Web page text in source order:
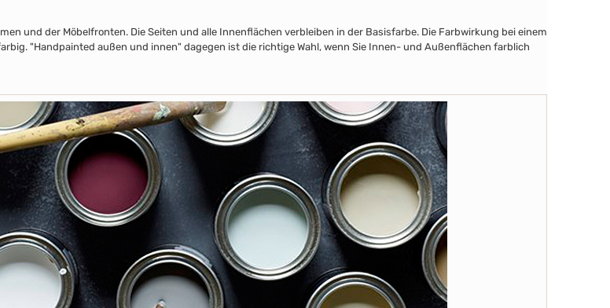
und der Möbelfronten. Die Seiten und alle Innenflächen verbleiben in der Basisfarbe. Die Farbwirkung bei einem
"Handpainted außen und innen" dagegen ist die richtige Wahl, wenn Sie Innen- und Außenflächen farblich